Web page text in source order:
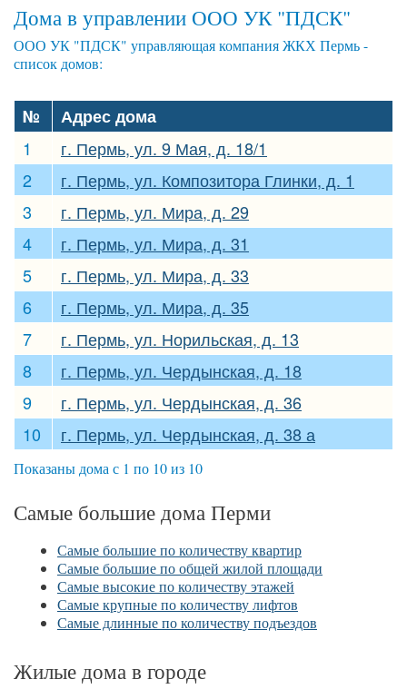
Дома в управлении ООО УК "ПДСК"
ООО УК "ПДСК" управляющая компания ЖКХ Пермь -
список домов:
№
Адрес дома
1
г. Пермь, ул. 9 Мая, д. 18/1
2
г. Пермь, ул. Композитора Глинки, д. 1
3
г. Пермь, ул. Мира, д. 29
4
г. Пермь, ул. Мира, д. 31
5
г. Пермь, ул. Мира, д. 33
6
г. Пермь, ул. Мира, д. 35
7
г. Пермь, ул. Норильская, д. 13
8
г. Пермь, ул. Чердынская, д. 18
9
г. Пермь, ул. Чердынская, д. 36
10
г. Пермь, ул. Чердынская, д. 38 а
Показаны дома с 1 по 10 из 10
Самые большие дома Перми
Самые большие по количеству квартир
Самые большие по общей жилой площади
Самые высокие по количеству этажей
Самые крупные по количеству лифтов
Самые длинные по количеству подъездов
Жилые дома в городе